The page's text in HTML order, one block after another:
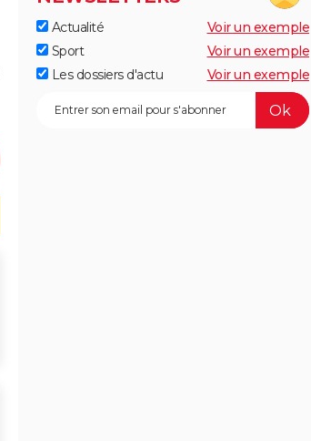
Actualité
Voir un exemple
Sport
Voir un exemple
Les dossiers d'actu
Voir un exemple